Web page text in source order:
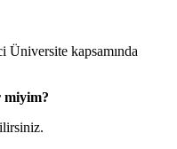
Üniversite kapsamında
miyim?